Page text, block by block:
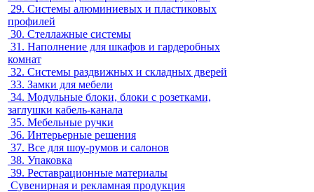
29. Системы алюминиевых и пластиковых
профилей
30. Стеллажные системы
31. Наполнение для шкафов и гардеробных
комнат
32. Системы раздвижных и складных дверей
33. Замки для мебели
34. Модульные блоки, блоки с розетками,
заглушки кабель-канала
35. Мебельные ручки
36. Интерьерные решения
37. Все для шоу-румов и салонов
38. Упаковка
39. Реставрационные материалы
Сувенирная и рекламная продукция